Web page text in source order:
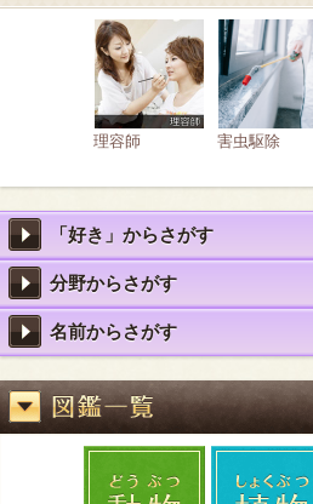
理容師 害虫駆除
「好き」からさがす
分野からさがす
名前からさがす